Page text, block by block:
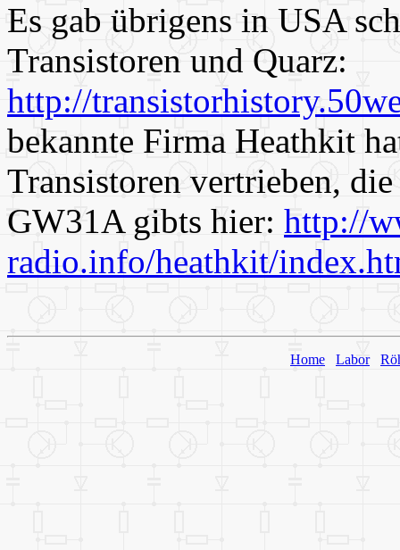
Es gab übrigens in USA
Transistoren und Quarz:
http://
bekannte Firma Heathkit
Transistoren vertrieben,
GW31A gibts hier: http://
radio.info/heathkit/
Home Labor